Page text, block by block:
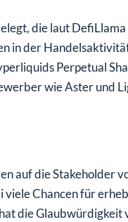
die laut
in der
Perpetual
wie Aster und
auf die Stakeholder
Chancen für
die Glaubwürdigkeit